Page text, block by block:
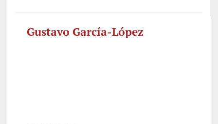
Gustavo García-López